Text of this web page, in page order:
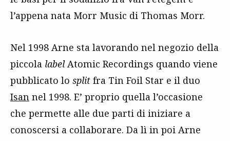
l’appena nata Morr Music di Thomas Morr.
Nel 1998 Arne sta lavorando nel negozio della
piccola labelAtomic Recordings quando viene
pubblicato lo split fra Tin Foil Star e il duo
Isan nel 1998. E’ proprio quella l’occasione
che permette alle due parti di iniziare a
conoscersi a collaborare. Da lì in poi Arne